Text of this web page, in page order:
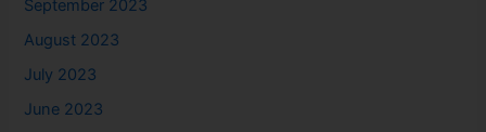
September 2023
August 2023
July 2023
June 2023